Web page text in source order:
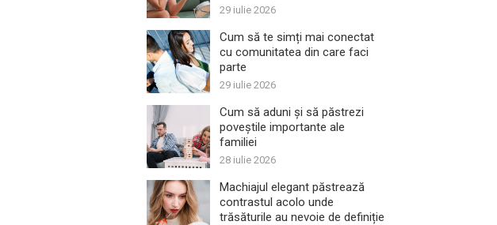
29 iulie 2026
Cum să te simți mai conectat
cu comunitatea din care faci
parte
29 iulie 2026
Cum să aduni și să păstrezi
poveștile importante ale
familiei
28 iulie 2026
Machiajul elegant păstrează
contrastul acolo unde
trăsăturile au nevoie de definiție